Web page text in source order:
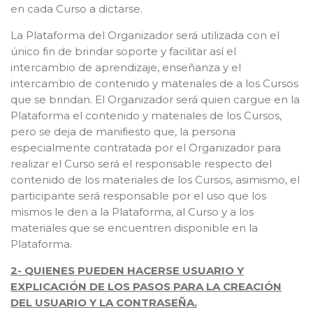
en cada Curso a dictarse.
La Plataforma del Organizador será utilizada con el
único fin de brindar soporte y facilitar así el
intercambio de aprendizaje, enseñanza y el
intercambio de contenido y materiales de a los Cursos
que se brindan. El Organizador será quien cargue en la
Plataforma el contenido y materiales de los Cursos,
pero se deja de manifiesto que, la persona
especialmente contratada por el Organizador para
realizar el Curso será el responsable respecto del
contenido de los materiales de los Cursos, asimismo, el
participante será responsable por el uso que los
mismos le den a la Plataforma, al Curso y a los
materiales que se encuentren disponible en la
Plataforma.
2- QUIENES PUEDEN HACERSE USUARIO Y
EXPLICACIÓN DE LOS PASOS PARA LA CREACIÓN
DEL USUARIO Y LA CONTRASEÑA.